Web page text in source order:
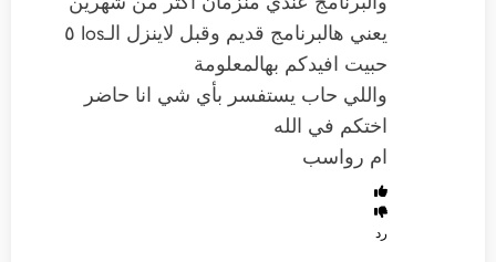
يعني هالبرنامج قديم وقبل لاينزل الـIos ٥
حبيت افيدكم بهالمعلومة
واللي حاب يستفسر بأي شي انا حاضر
اختكم في الله
ام رواسب
رد